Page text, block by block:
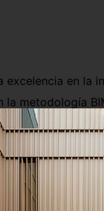
en la
metodología
que también es
de esta